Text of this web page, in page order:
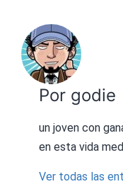
Por godie
un joven con
en esta vida
Ver todas las